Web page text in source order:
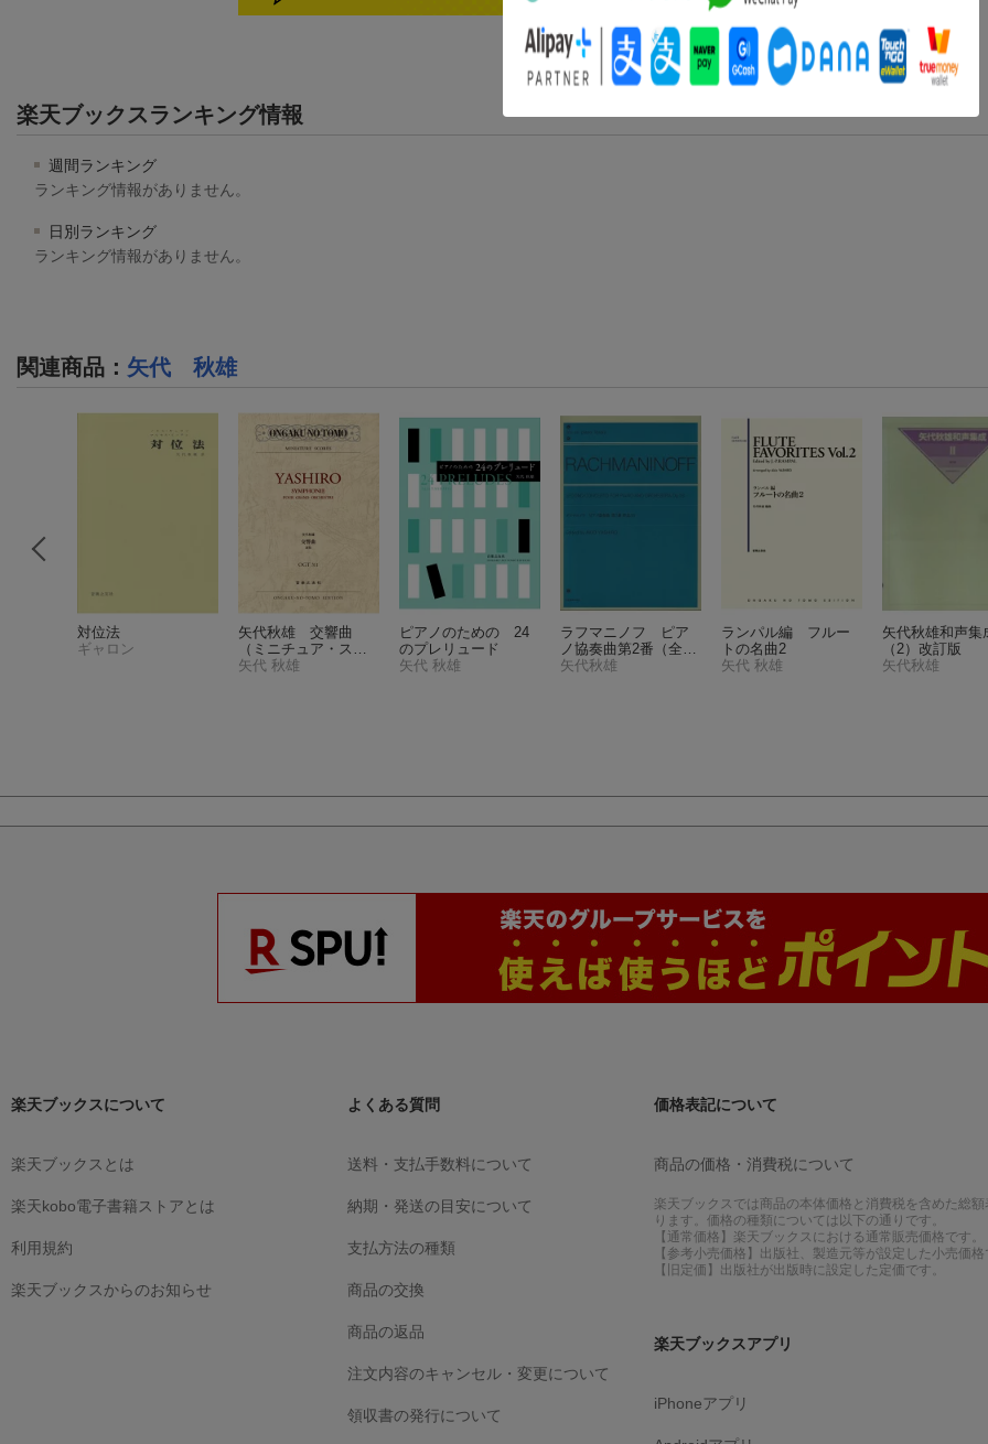
楽天ブックスランキング情報
週間ランキング
ランキング情報がありません。
日別ランキング
ランキング情報がありません。
関連商品 ： 矢代 秋雄
対位法
ギャロン
矢代秋雄 交響曲
（ミニチュア・スコ
ア OGT311）
矢代 秋雄
ピアノのための 24
のプレリュード
矢代 秋雄
ラフマニノフ ピア
ノ協奏曲第2番 （全音
ピアノライブラリ
矢代秋雄
ランパル編 フルー
トの名曲2
矢代 秋雄
矢代秋雄和声集
（2）改訂版
矢代秋雄
楽天ブックスについて
楽天ブックスとは
楽天kobo電子書籍ストアとは
利用規約
楽天ブックスからのお知らせ
よくある質問
送料・支払手数料について
納期・発送の目安について
支払方法の種類
商品の交換
商品の返品
注文内容のキャンセル・変更について
領収書の発行について
価格表記について
商品の価格・消費税について
楽天ブックスでは商品の本体価格と消費税を含めた総額
ります。価格の種類については以下の通りです。
【通常価格】楽天ブックスにおける通常販売価格です。
【参考小売価格】出版社、製造元等が設定した小売価格
【旧定価】出版社が出版時に設定した定価です。
楽天ブックスアプリ
iPhoneアプリ